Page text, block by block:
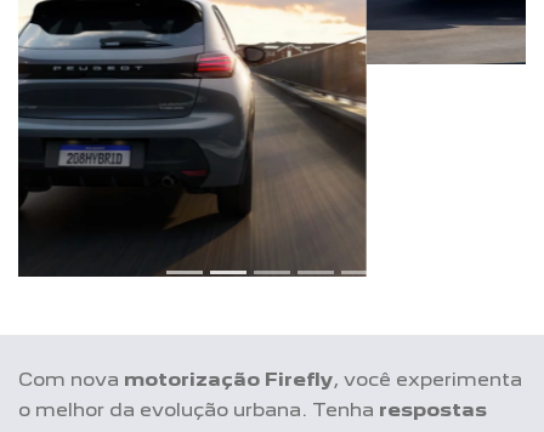
Com novamotorização Firefly, você experimenta
o melhor da evolução urbana. Tenha
para uma direção na cidade com um
motor eficiente e extremamente econômico.
espelhamento de aplicativoscompatíveis com o
Android Auto e Apple Car play sem fios. Aproveite